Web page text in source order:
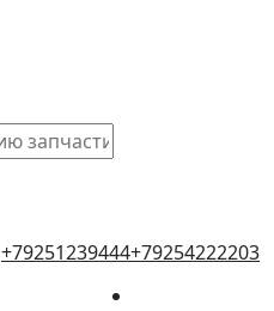
+79251239444+79254222203